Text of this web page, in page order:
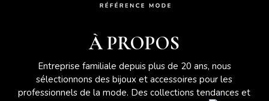
À PROPOS
Entreprise familiale depuis plus de 20 ans, nous
sélectionnons des bijoux et accessoires pour les
professionnels de la mode. Des collections tendances et